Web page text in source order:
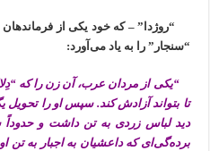
“روژدا” – که خود یکی از
“سنجار” را به یاد می‌آورد:
“یکی از مردان عرب، آن زن را که
تا بتواند آزادش کند. سپس او را تحویل
دید لباس زردی به تن داشت و
برده‌گی‌ای که داعشیان به اجبار به تن